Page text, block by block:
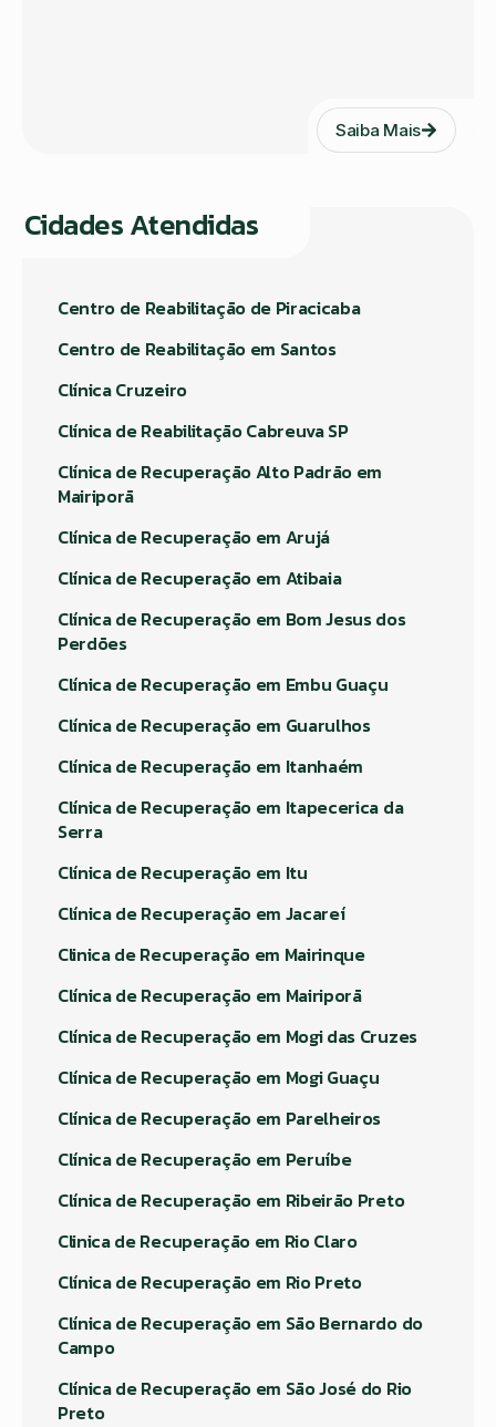
Saiba Mais
Cidades Atendidas
Centro de Reabilitação de Piracicaba
Centro de Reabilitação em Santos
Clínica Cruzeiro
Clínica de Reabilitação Cabreuva SP
Clínica de Recuperação Alto Padrão em
Mairiporã
Clínica de Recuperação em Arujá
Clínica de Recuperação em Atibaia
Clínica de Recuperação em Bom Jesus dos
Perdões
Clínica de Recuperação em Embu Guaçu
Clínica de Recuperação em Guarulhos
Clínica de Recuperação em Itanhaém
Clínica de Recuperação em Itapecerica da
Serra
Clínica de Recuperação em Itu
Clínica de Recuperação em Jacareí
Clinica de Recuperação em Mairinque
Clínica de Recuperação em Mairiporã
Clínica de Recuperação em Mogi das Cruzes
Clínica de Recuperação em Mogi Guaçu
Clínica de Recuperação em Parelheiros
Clínica de Recuperação em Peruíbe
Clínica de Recuperação em Ribeirão Preto
Clinica de Recuperação em Rio Claro
Clínica de Recuperação em Rio Preto
Clínica de Recuperação em São Bernardo do
Campo
Clínica de Recuperação em São José do Rio
Preto